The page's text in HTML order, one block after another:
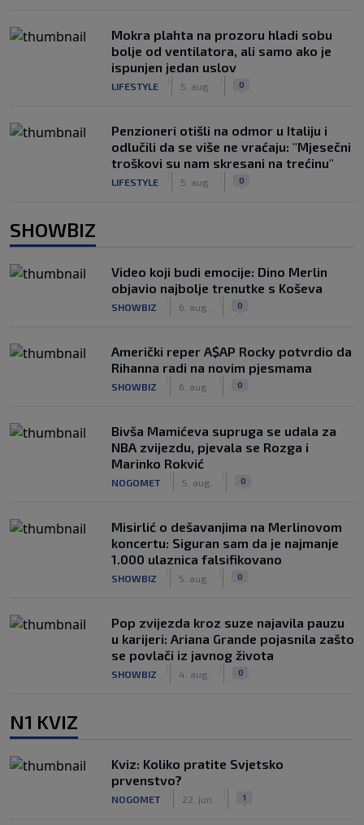
Mokra plahta na prozoru hladi sobu
bolje od ventilatora, ali samo ako je
ispunjen jedan uslov
LIFESTYLE 5. aug. 0
Penzioneri otišli na odmor u Italiju i
odlučili da se više ne vraćaju: "Mjesečni
troškovi su nam skresani na trećinu"
LIFESTYLE 5. aug. 0
SHOWBIZ
Video koji budi emocije: Dino Merlin
objavio najbolje trenutke s Koševa
SHOWBIZ 6. aug. 0
Američki reper A$AP Rocky potvrdio da
Rihanna radi na novim pjesmama
SHOWBIZ 6. aug. 0
Bivša Mamićeva supruga se udala za
NBA zvijezdu, pjevala se Rozga i
Marinko Rokvić
NOGOMET 5. aug. 0
Misirlić o dešavanjima na Merlinovom
koncertu: Siguran sam da je najmanje
1.000 ulaznica falsifikovano
SHOWBIZ 5. aug. 0
Pop zvijezda kroz suze najavila pauzu
u karijeri: Ariana Grande pojasnila zašto
se povlači iz javnog života
SHOWBIZ 4. aug. 0
N1 KVIZ
Kviz: Koliko pratite Svjetsko
prvenstvo?
NOGOMET 22. jun. 1